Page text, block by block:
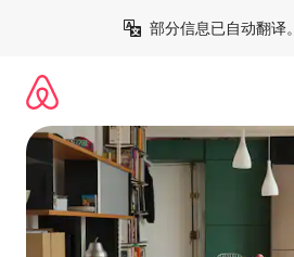
部分信息已自动翻译。